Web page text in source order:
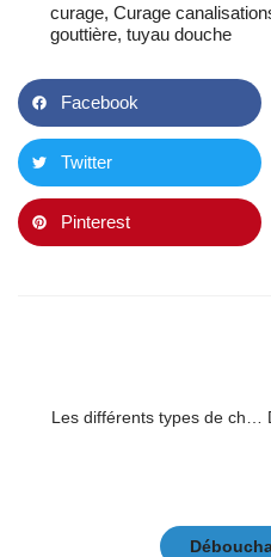
curage, Curage
gouttière, tuyau douche
Facebook
Twitter
Pinterest